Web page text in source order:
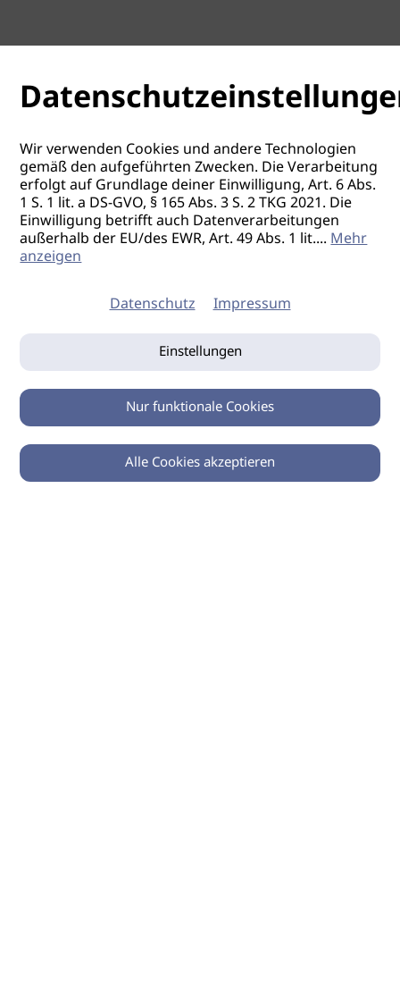
0
Wir verwenden Cookies und andere Technologien
gemäß den aufgeführten Zwecken. Die Verarbeitung
erfolgt auf Grundlage deiner Einwilligung, Art. 6 Abs.
1 S. 1 lit. a DS-GVO, § 165 Abs. 3 S. 2 TKG 2021. Die
Einwilligung betrifft auch Datenverarbeitungen
außerhalb der EU/des EWR, Art. 49 Abs. 1 lit....Mehr
anzeigen
Datenschutz Impressum
Einstellungen
Nur funktionale Cookies
Alle Cookies akzeptieren